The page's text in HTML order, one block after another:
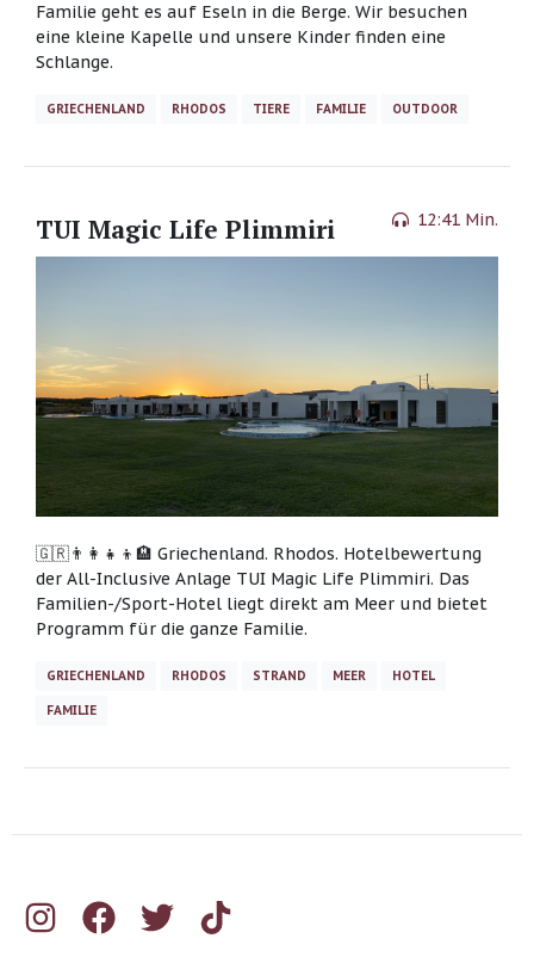
Familie geht es auf Eseln in die Berge. Wir besuchen
eine kleine Kapelle und unsere Kinder finden eine
Schlange.
GRIECHENLAND RHODOS TIERE FAMILIE OUTDOOR
12:41 Min.
TUI Magic Life Plimmiri
🇬🇷👨‍👩‍👧‍👦🏨 Griechenland. Rhodos. Hotelbewertung
der All-Inclusive Anlage TUI Magic Life Plimmiri. Das
Familien-/Sport-Hotel liegt direkt am Meer und bietet
Programm für die ganze Familie.
GRIECHENLAND RHODOS STRAND MEER HOTEL
FAMILIE